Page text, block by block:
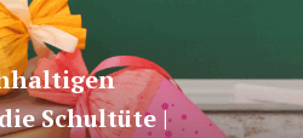
Schultüte |